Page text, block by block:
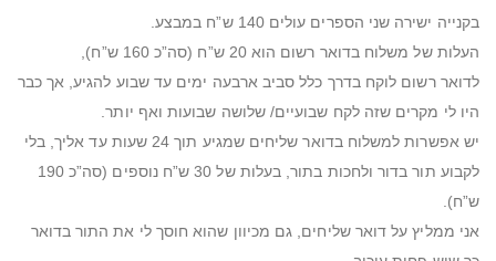
בקנייה ישירה שני הספרים עולים 140 ש”ח במבצע.
העלות של משלוח בדואר רשום הוא 20 ש”ח (סה”כ 160 ש”ח),
לדואר רשום לוקח בדרך כלל סביב ארבעה ימים עד שבוע להגיע, אך כבר
היו לי מקרים שזה לקח שבועיים/ שלושה שבועות ואף יותר.
יש אפשרות למשלוח בדואר שליחים שמגיע תוך 24 שעות עד אליך, בלי
לקבוע תור בדור ולחכות בתור, בעלות של 30 ש”ח נוספים (סה”כ 190
ש”ח).
אני ממליץ על דואר שליחים, גם מכיוון שהוא חוסך לי את התור בדואר